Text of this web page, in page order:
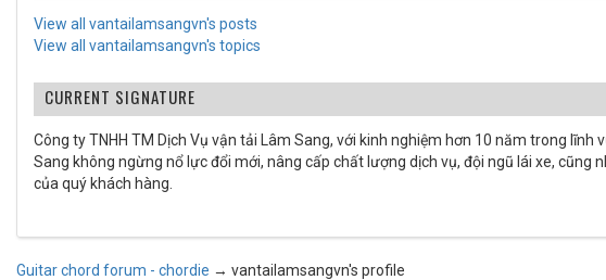
View all vantailamsangvn's posts
View all vantailamsangvn's topics
CURRENT SIGNATURE
Công ty TNHH TM Dịch Vụ vận tải Lâm Sang, với kinh nghiệm hơn 10 năm trong
Sang không ngừng nổ lực đổi mới, nâng cấp chất lượng dịch vụ, đội ngũ lái xe,
của quý khách hàng.
Guitar chord forum - chordie → vantailamsangvn's profile